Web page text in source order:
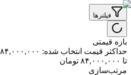
فیلترها
بازه قیمتی
حداکثر قیمت انتخاب شده: ۸۴,۰۰۰,۰۰۰
تا ۸۴,۰۰۰,۰۰۰ تومان
مرتب‌سازی